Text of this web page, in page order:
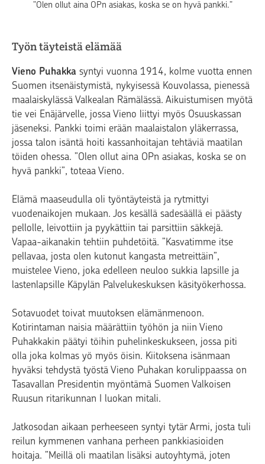
”Olen ollut aina OPn asiakas, koska se on hyvä pankki.”
Työn täyteistä elämää
Vieno Puhakka syntyi vuonna 1914, kolme vuotta ennen
Suomen itsenäistymistä, nykyisessä Kouvolassa, pienessä
maalaiskylässä Valkealan Rämälässä. Aikuistumisen myötä
tie vei Enäjärvelle, jossa Vieno liittyi myös Osuuskassan
jäseneksi. Pankki toimi erään maalaistalon yläkerrassa,
jossa talon isäntä hoiti kassanhoitajan tehtäviä maatilan
töiden ohessa. ”Olen ollut aina OPn asiakas, koska se on
hyvä pankki”, toteaa Vieno.
Elämä maaseudulla oli työntäyteistä ja rytmittyi
vuodenaikojen mukaan. Jos kesällä sadesäällä ei päästy
pellolle, leivottiin ja pyykättiin tai parsittiin säkkejä.
Vapaa-aikanakin tehtiin puhdetöitä. ”Kasvatimme itse
pellavaa, josta olen kutonut kangasta metreittäin”,
muistelee Vieno, joka edelleen neuloo sukkia lapsille ja
lastenlapsille Käpylän Palvelukeskuksen käsityökerhossa.
Sotavuodet toivat muutoksen elämänmenoon.
Kotirintaman naisia määrättiin työhön ja niin Vieno
Puhakkakin päätyi töihin puhelinkeskukseen, jossa piti
olla joka kolmas yö myös öisin. Kiitoksena isänmaan
hyväksi tehdystä työstä Vieno Puhakan korulippaassa on
Tasavallan Presidentin myöntämä Suomen Valkoisen
Ruusun ritarikunnan I luokan mitali.
Jatkosodan aikaan perheeseen syntyi tytär Armi, josta tuli
reilun kymmenen vanhana perheen pankkiasioiden
hoitaja. ”Meillä oli maatilan lisäksi autoyhtymä, joten